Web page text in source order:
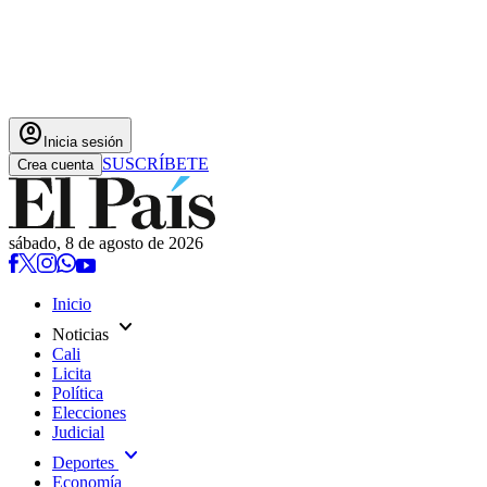
account_circle Inicia sesión
Crea cuenta SUSCRÍBETE
sábado, 8 de agosto de 2026
Inicio
Noticias expand_more
Cali
Licita
Política
Elecciones
Judicial
Deportes expand_more
Economía